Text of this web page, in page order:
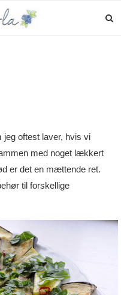
jeg oftest laver, hvis vi
med noget lækkert
er det en mættende ret.
til forskellige